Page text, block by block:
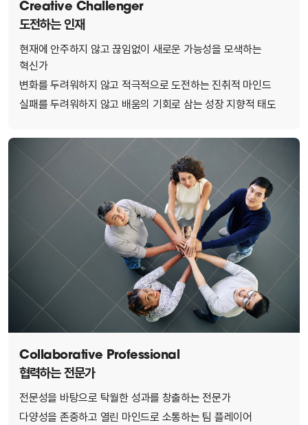
Creative Challenger
도전하는 인재
현재에 안주하지 않고 끊임없이 새로운 가능성을 모색하는
혁신가
변화를 두려워하지 않고 적극적으로 도전하는 진취적 마인드
실패를 두려워하지 않고 배움의 기회로 삼는 성장 지향적 태도
Collaborative Professional
협력하는 전문가
전문성을 바탕으로 탁월한 성과를 창출하는 전문가
다양성을 존중하고 열린 마인드로 소통하는 팀 플레이어